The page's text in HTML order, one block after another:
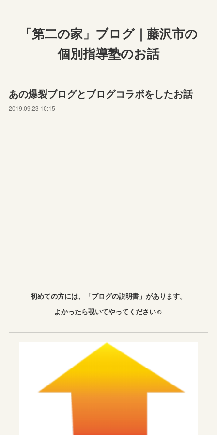
「第二の家」ブログ｜藤沢市の
個別指導塾のお話
あの爆裂ブログとブログコラボをしたお話
2019.09.23 10:15
初めての方には、「ブログの説明書」があります。
よかったら覗いてやってください☺︎